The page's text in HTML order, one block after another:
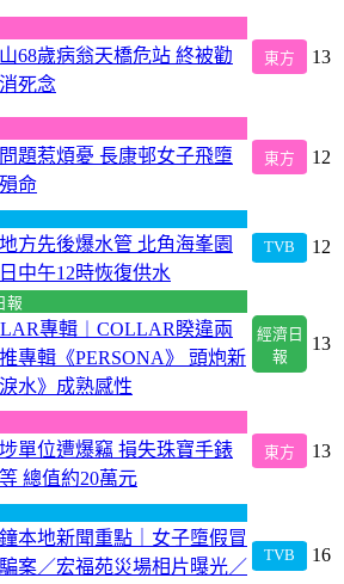
68歲病翁天橋危站 終被勸
死念
東方 13
題惹煩憂 長康邨女子飛墮
命
東方 12
方先後爆水管 北角海峯園
中午12時恢復供水
TVB 12
報
專輯︱COLLAR睽違兩
專輯《PERSONA》 頭炮新
水》成熟感性
經濟日
報
13
單位遭爆竊 損失珠寶手錶
總值約20萬元
東方 13
本地新聞重點｜女子墮假冒
案／宏福苑災場相片曝光／
TVB 16